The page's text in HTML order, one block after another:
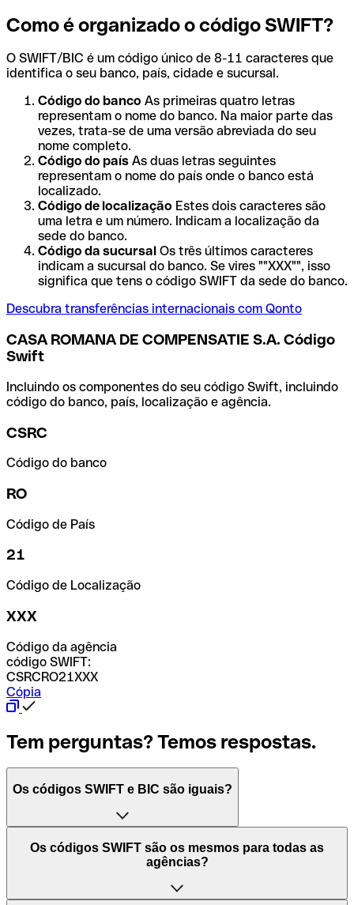
Como é organizado o código SWIFT?
O SWIFT/BIC é um código único de 8-11 caracteres que
identifica o seu banco, país, cidade e sucursal.
Código do banco As primeiras quatro letras
representam o nome do banco. Na maior parte das
vezes, trata-se de uma versão abreviada do seu
nome completo.
Código do país As duas letras seguintes
representam o nome do país onde o banco está
localizado.
Código de localização Estes dois caracteres são
uma letra e um número. Indicam a localização da
sede do banco.
Código da sucursal Os três últimos caracteres
indicam a sucursal do banco. Se vires ""XXX"", isso
significa que tens o código SWIFT da sede do banco.
Descubra transferências internacionais com Qonto
CASA ROMANA DE COMPENSATIE S.A. Código
Swift
Incluindo os componentes do seu código Swift, incluindo
código do banco, país, localização e agência.
CSRC
Código do banco
RO
Código de País
21
Código de Localização
XXX
Código da agência
código SWIFT:
CSRCRO21XXX
Cópia
Tem perguntas? Temos respostas.
Os códigos SWIFT e BIC são iguais?
O acrónimo SWIFT significa "Society for Worldwide
Interbank Financial Telecommunication (Sociedade para
Mundiais)". Trata-se de uma rede mundial onde se
Os códigos SWIFT são os mesmos para todas as
agências?